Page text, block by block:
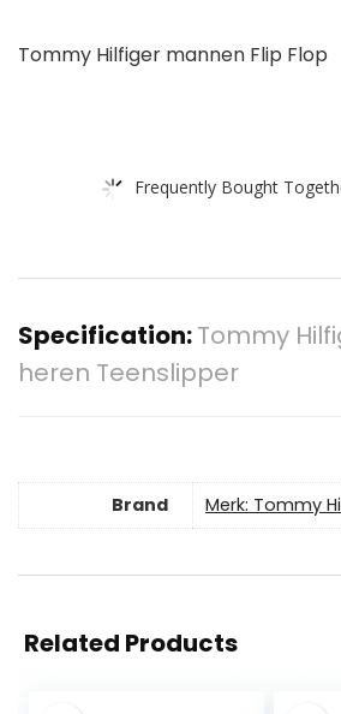
Tommy Hilfiger mannen Flip Flop
Frequently Bought
Specification:Tommy
heren Teenslipper
Brand Merk: Tommy
Related Products